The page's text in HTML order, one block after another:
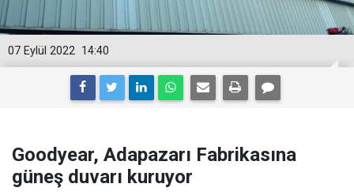
14:40
07 Eylül 2022
Goodyear, Adapazarı Fabrikasına
güneş duvarı kuruyor